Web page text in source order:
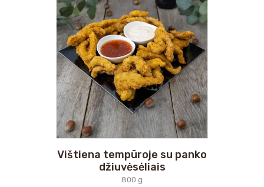
Vištiena tempūroje su panko
džiuvėsėliais
800 g